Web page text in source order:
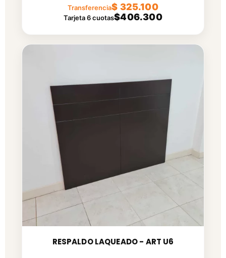
Transferencia$ 325.100
Tarjeta 6 cuotas$406.300
RESPALDO LAQUEADO - ART U6